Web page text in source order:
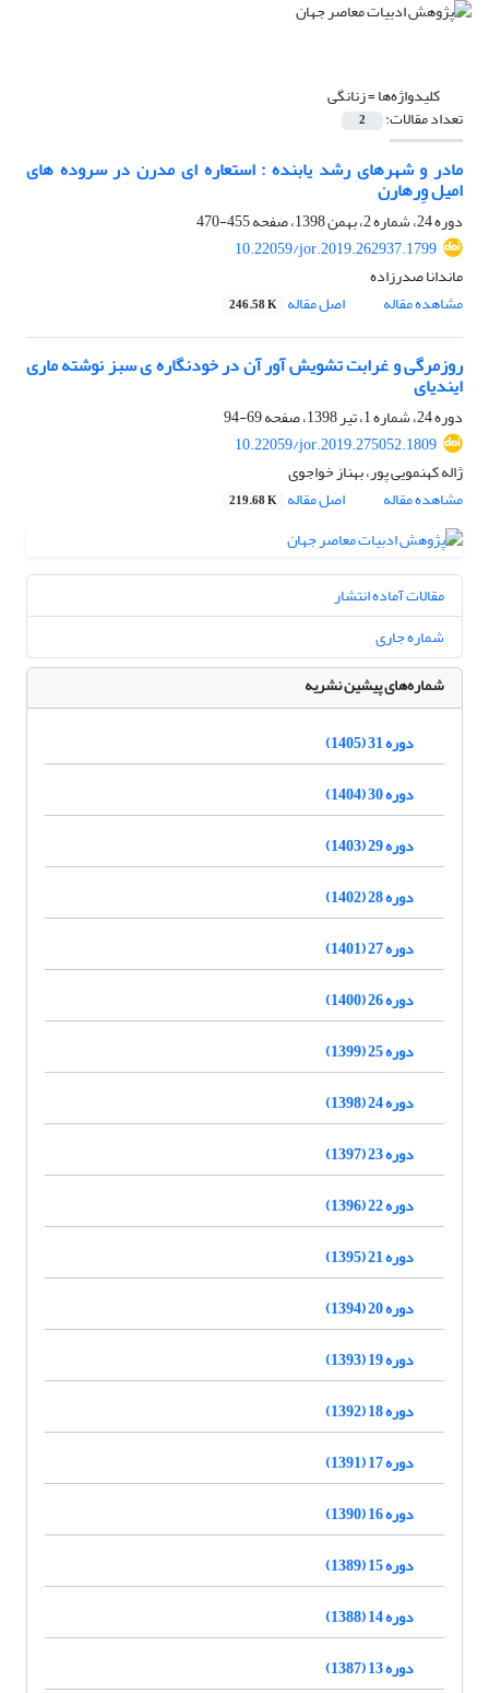
کلیدواژه‌ها =زنانگی
تعداد مقالات: 2
مادر و شهرهای رشد یابنده : استعاره ای مدرن در سروده های
امیل وِرهارن
دوره 24، شماره 2، بهمن 1398، صفحه
455-470
10.22059/jor.2019.262937.1799
ماندانا صدرزاده
مشاهده مقاله
اصل مقاله 246.58 K
روزمرگی و غرابت تشویش آور آن در خودنگاره ی سبز نوشته ماری
ایندیای
دوره 24، شماره 1، تیر 1398، صفحه
69-94
10.22059/jor.2019.275052.1809
ژاله کهنمویی پور، بهناز خواجوی
مشاهده مقاله
اصل مقاله 219.68 K
مقالات آماده انتشار
شماره جاری
شماره‌های پیشین نشریه
دوره 31 (1405)
دوره 30 (1404)
دوره 29 (1403)
دوره 28 (1402)
دوره 27 (1401)
دوره 26 (1400)
دوره 25 (1399)
دوره 24 (1398)
دوره 23 (1397)
دوره 22 (1396)
دوره 21 (1395)
دوره 20 (1394)
دوره 19 (1393)
دوره 18 (1392)
دوره 17 (1391)
دوره 16 (1390)
دوره 15 (1389)
دوره 14 (1388)
دوره 13 (1387)